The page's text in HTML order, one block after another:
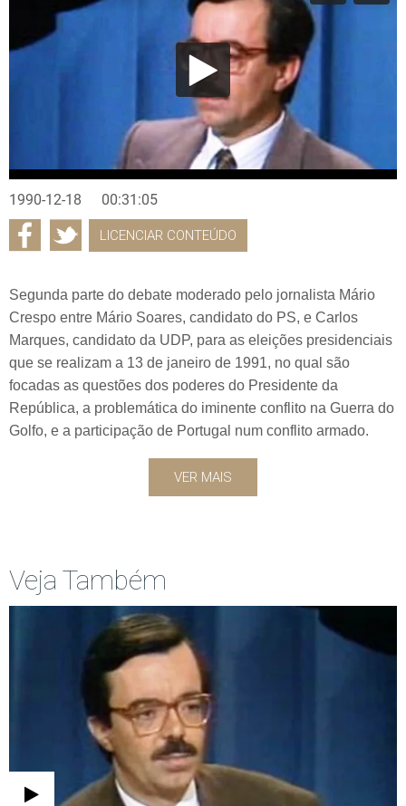
1990-12-18 00:31:05
LICENCIAR CONTEÚDO
Segunda parte do debate moderado pelo jornalista Mário
Crespo entre Mário Soares, candidato do PS, e Carlos
Marques, candidato da UDP, para as eleições presidenciais
que se realizam a 13 de janeiro de 1991, no qual são
focadas as questões dos poderes do Presidente da
República, a problemática do iminente conflito na Guerra do
Golfo, e a participação de Portugal num conflito armado.
VER MAIS
Veja Também